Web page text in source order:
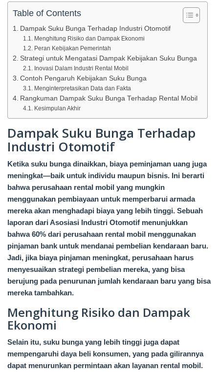
Table of Contents
Dampak Suku Bunga Terhadap Industri Otomotif
Menghitung Risiko dan Dampak Ekonomi
Peran Kebijakan Pemerintah
Strategi untuk Mengatasi Dampak Kebijakan Suku Bunga
Inovasi Dalam Industri Rental Mobil
Contoh Pengaruh Kebijakan Suku Bunga
Menginterpretasikan Data dan Fakta
Rangkuman Dampak Suku Bunga Terhadap Rental Mobil
Kesimpulan Akhir
Dampak Suku Bunga Terhadap
Industri Otomotif
Ketika suku bunga dinaikkan, biaya peminjaman uang juga
meningkat—baik untuk individu maupun bisnis. Ini berarti
bahwa perusahaan rental mobil yang mungkin
menggunakan pembiayaan untuk memperbarui armada
mereka akan menghadapi biaya yang lebih tinggi. Sebuah
laporan dari Asosiasi Industri Otomotif menunjukkan
bahwa 60% dari perusahaan rental mobil menggunakan
pinjaman bank untuk mendanai pembelian kendaraan baru.
Jadi, jika biaya pinjaman meningkat, perusahaan harus
menyesuaikan strategi pembelian mereka, yang bisa
berujung pada penurunan jumlah kendaraan baru yang bisa
mereka tambahkan.
Menghitung Risiko dan Dampak
Ekonomi
Selain itu, suku bunga yang lebih tinggi juga dapat
mempengaruhi daya beli konsumen, yang pada gilirannya
dapat menurunkan permintaan akan layanan rental mobil.